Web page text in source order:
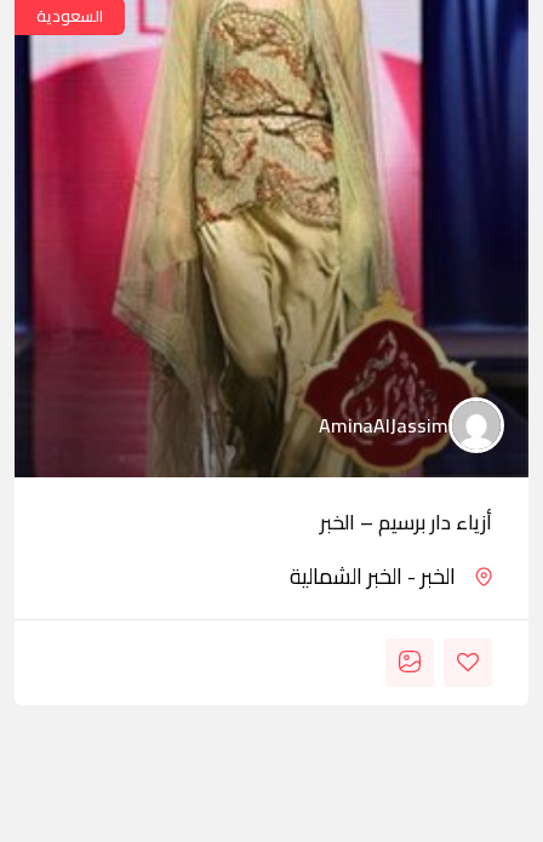
السعودية
AminaAlJassim
أزياء دار برسيم – الخبر
الخبر - الخبر الشمالية